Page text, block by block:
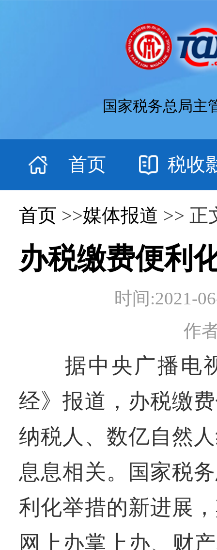
国家税务总局主
首页 税收
首页 >>媒体报道 >> 正
办税缴费便利
时间:2021-
作
据中央广播电视
经》报道，办税缴
纳税人、数亿自然
息息相关。国家税
利化举措的新进展
网上办掌上办、财